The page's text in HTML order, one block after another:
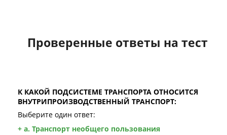
Проверенные ответы на тест
К КАКОЙ ПОДСИСТЕМЕ ТРАНСПОРТА ОТНОСИТСЯ
ВНУТРИПРОИЗВОДСТВЕННЫЙ ТРАНСПОРТ:
Выберите один ответ:
+ a. Транспорт необщего пользования